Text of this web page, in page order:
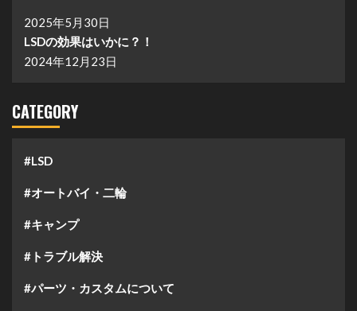
2025年5月30日
LSDの効果はいかに？！
2024年12月23日
CATEGORY
#LSD
#オートバイ・二輪
#キャンプ
#トラブル解決
#パーツ・カスタムについて